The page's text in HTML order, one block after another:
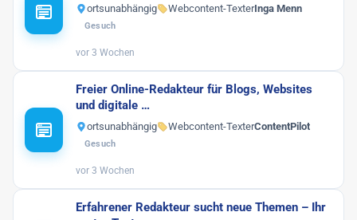
ortsunabhängig Webcontent-TexterInga Menn
Gesuch
vor 3 Wochen
Freier Online-Redakteur für Blogs, Websites
und digitale …
ortsunabhängig Webcontent-TexterContentPilot
Gesuch
vor 3 Wochen
Erfahrener Redakteur sucht neue Themen – Ihr